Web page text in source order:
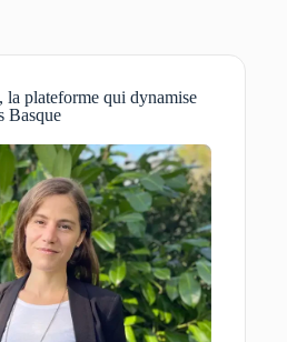
la plateforme qui dynamise
Basque